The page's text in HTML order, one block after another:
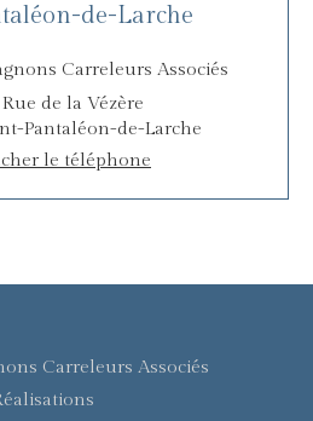
de-Larche
Carreleurs Associés
Rue de la Vézère
Pantaléon-de-Larche
le téléphone
Carreleurs Associés